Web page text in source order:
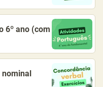
6º ano (com
nominal